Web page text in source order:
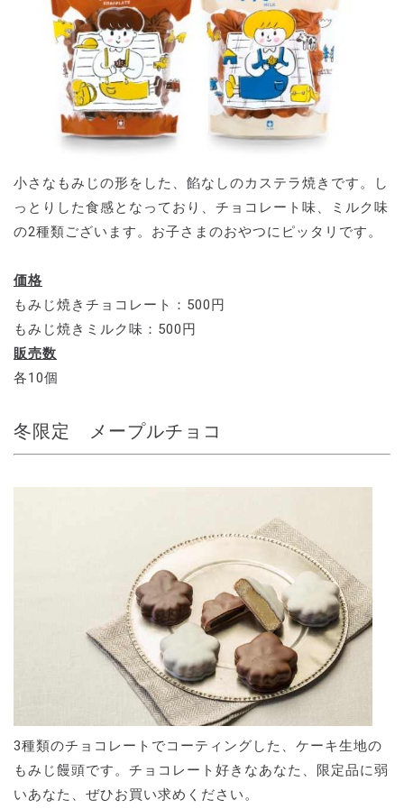
小さなもみじの形をした、餡なしのカステラ焼きです。し
っとりした食感となっており、チョコレート味、ミルク味
の2種類ございます。お子さまのおやつにピッタリです。
価格
もみじ焼きチョコレート：500円
もみじ焼きミルク味：500円
販売数
各10個
冬限定 メープルチョコ
3種類のチョコレートでコーティングした、ケーキ生地の
もみじ饅頭です。チョコレート好きなあなた、限定品に弱
いあなた、ぜひお買い求めください。